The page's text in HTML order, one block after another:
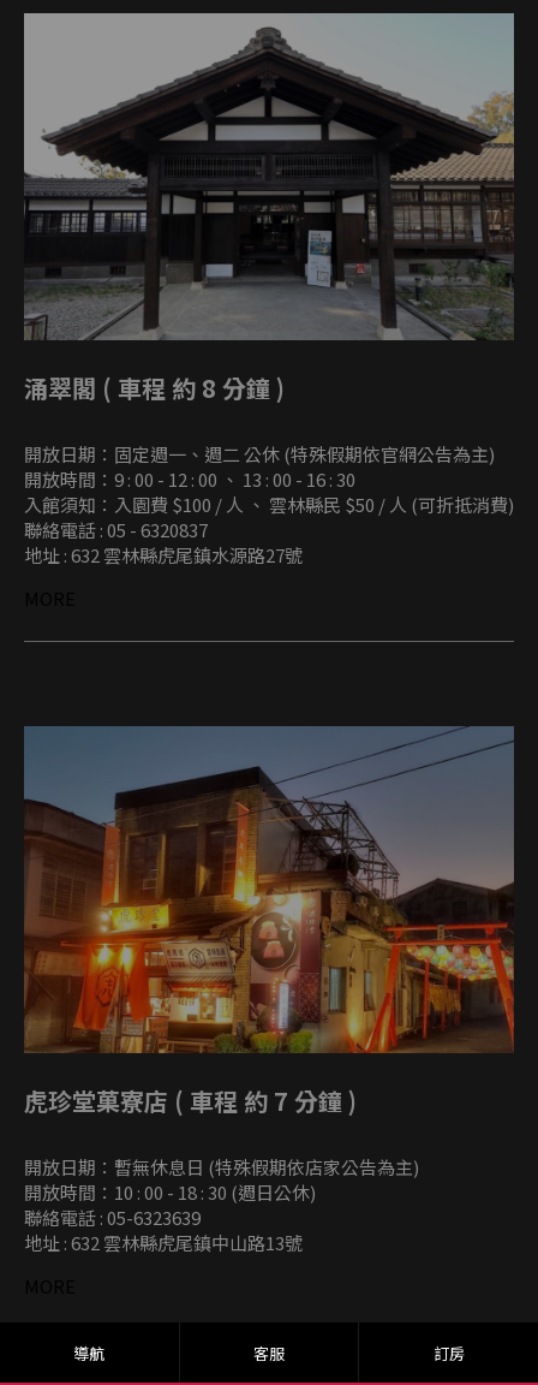
涌翠閣 ( 車程 約 8 分鐘 )
開放日期：固定週一、週二 公休 (特殊假期依官網公告為主)
開放時間：9 : 00 - 12 : 00 、 13 : 00 - 16 : 30
入館須知：入園費 $100 / 人 、 雲林縣民 $50 / 人 (可折抵消費)
聯絡電話 : 05 - 6320837
地址 : 632 雲林縣虎尾鎮水源路27號
虎珍堂菓寮店 ( 車程 約 7 分鐘 )
開放日期：暫無休息日 (特殊假期依店家公告為主)
開放時間：10 : 00 - 18 : 30 (週日公休)
聯絡電話 : 05-6323639
地址 : 632 雲林縣虎尾鎮中山路13號
導航 客服 訂房